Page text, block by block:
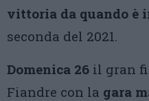
vittoria da quando è
seconda del 2021.
Domenica 26 il gran
Fiandre con la gara